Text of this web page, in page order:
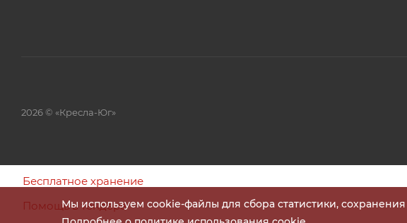
2026 © «Кресла-Юг»
Бесплатное хранение
Помощь в тендере
Мы используем cookie-файлы для сбора статистики,